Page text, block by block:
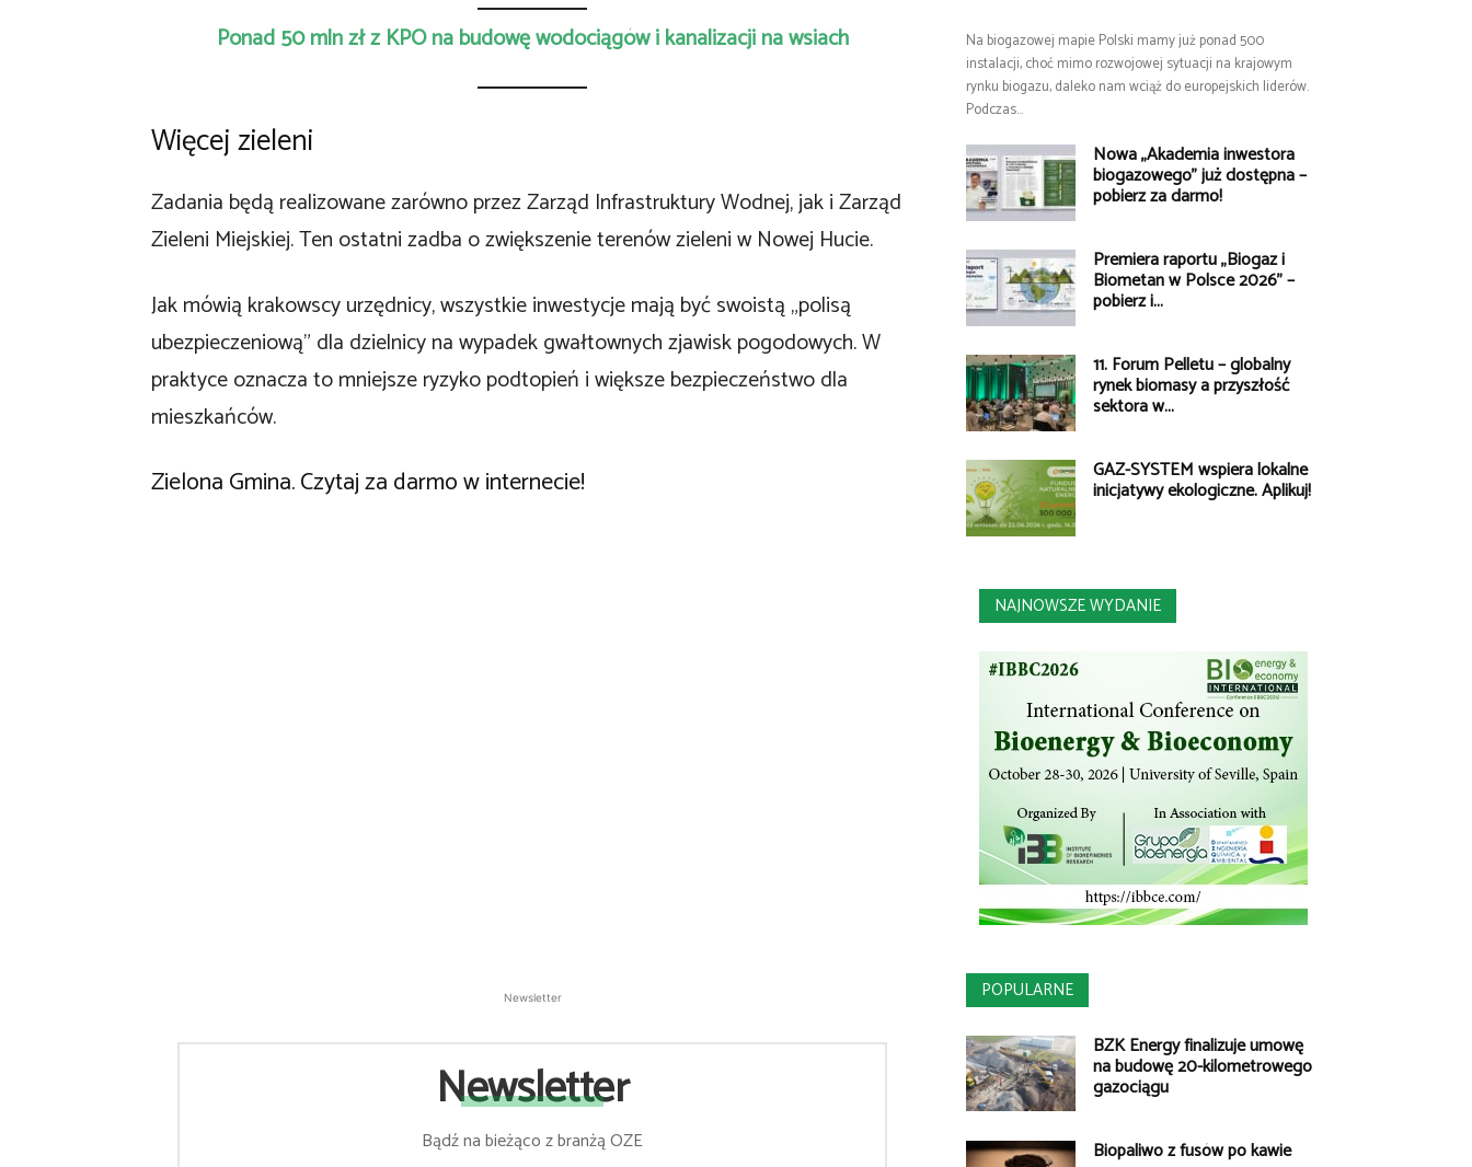
Ponad 50 mln zł z KPO na budowę wodociągów i kanalizacji na wsiach
Więcej zieleni
Zadania będą realizowane zarówno przez Zarząd Infrastruktury Wodnej, jak i Zarząd
Zieleni Miejskiej. Ten ostatni zadba o zwiększenie terenów zieleni w Nowej Hucie.
Jak mówią krakowscy urzędnicy, wszystkie inwestycje mają być swoistą „polisą
ubezpieczeniową” dla dzielnicy na wypadek gwałtownych zjawisk pogodowych. W
praktyce oznacza to mniejsze ryzyko podtopień i większe bezpieczeństwo dla
mieszkańców.
Zielona Gmina. Czytaj za darmo w internecie!
Newsletter
Newsletter
Bądź na bieżąco z branżą OZE
Na biogazowej mapie Polski mamy już ponad 500
instalacji, choć mimo rozwojowej sytuacji na krajowym
rynku biogazu, daleko nam wciąż do europejskich liderów.
Podczas...
Nowa „Akademia inwestora
biogazowego” już dostępna –
pobierz za darmo!
Premiera raportu „Biogaz i
Biometan w Polsce 2026” –
pobierz i...
11. Forum Pelletu – globalny
rynek biomasy a przyszłość
sektora w...
GAZ-SYSTEM wspiera lokalne
inicjatywy ekologiczne. Aplikuj!
NAJNOWSZE WYDANIE
POPULARNE
BZK Energy finalizuje umowę
na budowę 20-kilometrowego
gazociągu
Biopaliwo z fusów po kawie